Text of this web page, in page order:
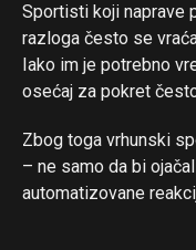
Sportisti koji naprave
razloga često se
Iako im je potrebno
osećaj za pokret
Zbog toga vrhunski
– ne samo da bi
automatizovane